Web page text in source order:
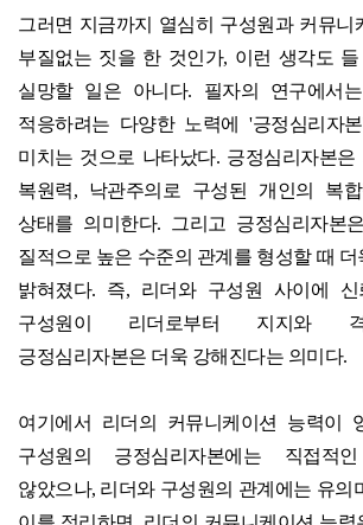
그러면 지금까지 열심히 구성원과 커뮤니
부질없는 짓을 한 것인가, 이런 생각도
실망할 일은 아니다. 필자의 연구에서
적응하려는 다양한 노력에 '긍정심리자
미치는 것으로 나타났다. 긍정심리자본은
복원력, 낙관주의로 구성된 개인의 복
상태를 의미한다. 그리고 긍정심리자본
질적으로 높은 수준의 관계를 형성할 때
밝혀졌다. 즉, 리더와 구성원 사이에
구성원이 리더로부터 지지와
긍정심리자본은 더욱 강해진다는 의미다.
여기에서 리더의 커뮤니케이션 능력이
구성원의 긍정심리자본에는 직접적
않았으나, 리더와 구성원의 관계에는 유의